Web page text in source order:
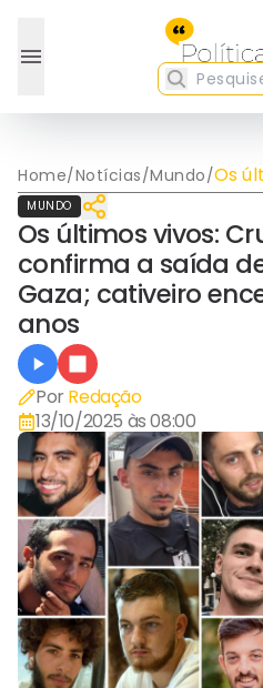
Home/Notícias/Mundo/Os
anos
MUNDO
Os últimos vivos:
confirma a saída
Gaza; cativeiro
anos
Por Redação
13/10/2025 às 08:00